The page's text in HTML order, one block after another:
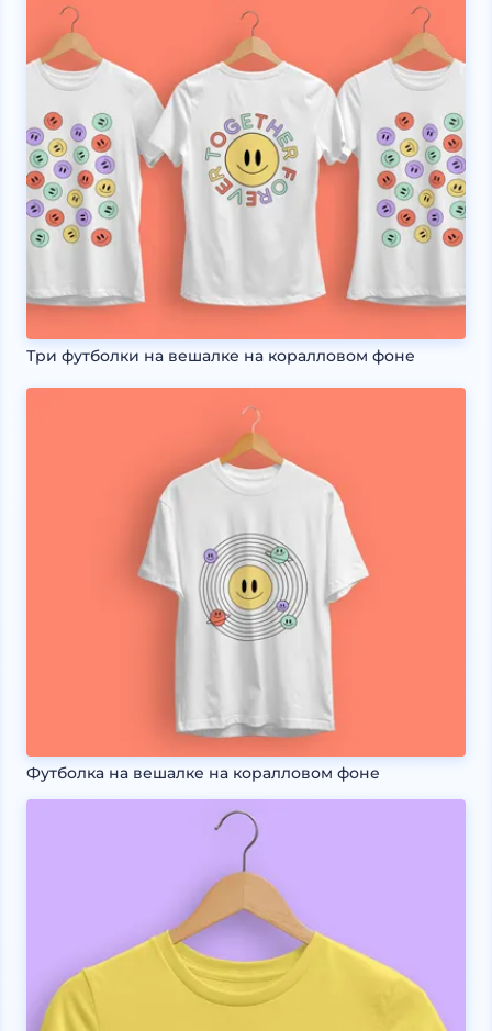
Три футболки на вешалке на коралловом фоне
Футболка на вешалке на коралловом фоне